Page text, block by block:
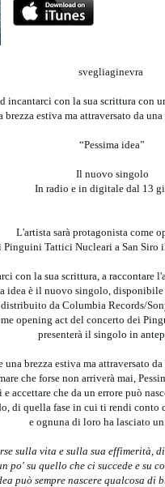
svegliaginevra
incantarci con la sua scrittura con
brezza estiva ma attraversato da
“Pessima idea”
Il nuovo singolo
In radio e in digitale dal 13
L'artista sarà protagonista come
Pinguini Tattici Nucleari a San Siro
con la sua scrittura, a raccontare
idea è il nuovo singolo,
distribuito da Columbia Records/
opening act del concerto dei
presenterà il singolo in
una brezza estiva ma attraversato
che forse non arriverà mai,
e accettare che da un errore può
di quella fase in cui ti rendi conto
e ognuna di loro ha lasciato
sulla vita e sulla sua effimerità,
po' su quello che ci succede e su
può sempre nascere qualcosa di